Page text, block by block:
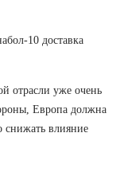
10 доставка
отрасли уже очень
Европа должна
снижать влияние